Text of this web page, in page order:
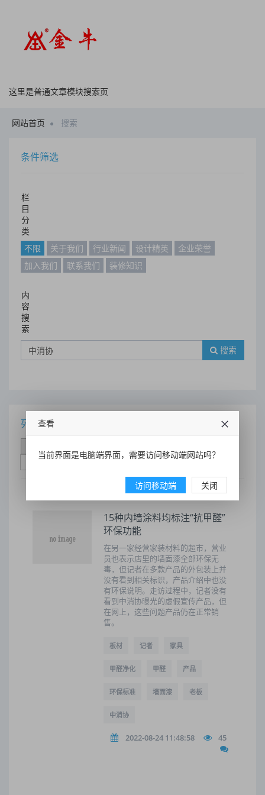
这里是普通文章模块搜索页
网站首页 搜索
条件筛选
栏
目
分
类
不限
关于我们 行业新闻 设计精英
企业荣誉
加入我们
联系我们 装修知识
内
容
搜
索
搜索
列表
支持量排序
15种内墙涂料均标注“抗甲醛”
环保功能
在另一家经营家装材料的超市，营业
员也表示店里的墙面漆全部环保无
毒，但记者在多款产品的外包装上并
没有看到相关标识，产品介绍中也没
有环保说明。走访过程中，记者没有
看到中消协曝光的虚假宣传产品，但
在网上，这些问题产品仍在正常销
售。
板材 记者 家具
甲醛净化 甲醛 产品
环保标准 墙面漆 老板
中消协
2022-08-24 11:48:58 45
查看
当前界面是电脑端界面，需要访问移动端网站吗？
访问移动端 关闭